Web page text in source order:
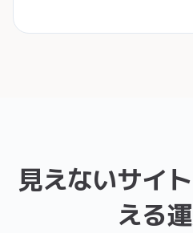
見えないサイ
える